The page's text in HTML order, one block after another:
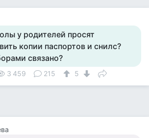
у родителей просят
копии паспортов и снилс?
связано?
3 459 215 5